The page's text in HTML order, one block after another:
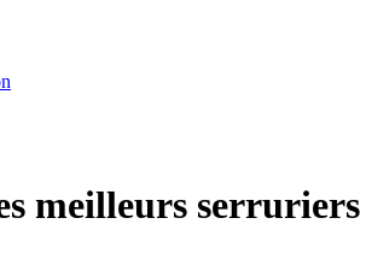
meilleurs serruriers